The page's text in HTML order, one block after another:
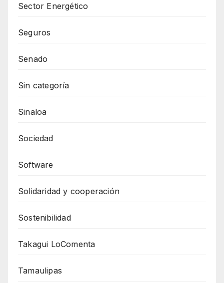
Sector Energético
Seguros
Senado
Sin categoría
Sinaloa
Sociedad
Software
Solidaridad y cooperación
Sostenibilidad
Takagui LoComenta
Tamaulipas